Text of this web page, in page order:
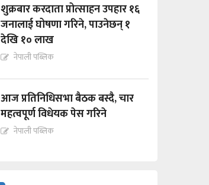
शुक्रबार करदाता प्रोत्साहन उपहार १६
जनालाई घोषणा गरिने, पाउनेछन् १
देखि १० लाख
नेपाली पब्लिक
आज प्रतिनिधिसभा बैठक बस्दै, चार
महत्वपूर्ण विधेयक पेस गरिने
नेपाली पब्लिक